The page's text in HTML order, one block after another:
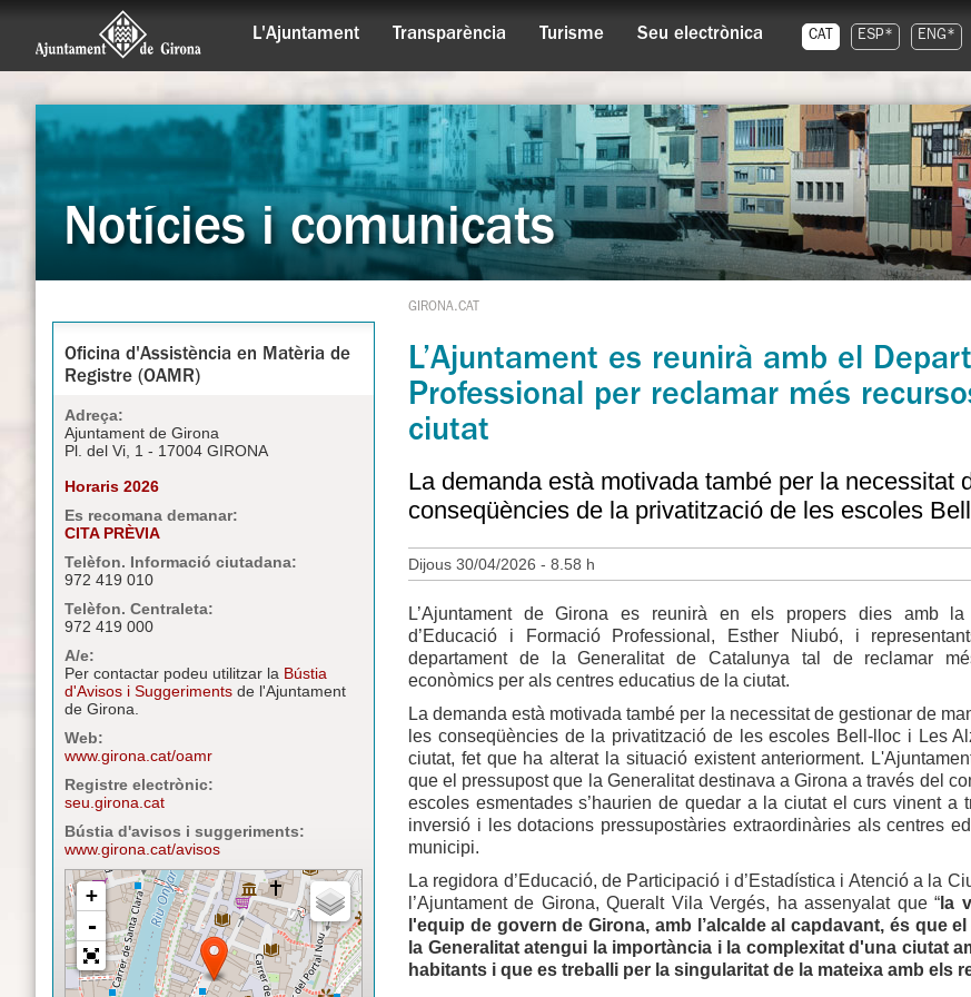
L'Ajuntament Transparència Turisme Seu electrònica CAT ESP* ENG*
Notícies i comunicats
Oficina d'Assistència en Matèria de
Registre (OAMR)
Adreça:
Ajuntament de Girona
Pl. del Vi, 1 - 17004 GIRONA
Horaris 2026
Es recomana demanar:
CITA PRÈVIA
Telèfon. Informació ciutadana:
972 419 010
Telèfon. Centraleta:
972 419 000
A/e:
Per contactar podeu utilitzar la Bústia
d'Avisos i Suggeriments de l'Ajuntament
de Girona.
Web:
www.girona.cat/oamr
Registre electrònic:
seu.girona.cat
Bústia d'avisos i suggeriments:
www.girona.cat/avisos
GIRONA.CAT
L’Ajuntament es reunirà amb el
Professional per reclamar més
ciutat
La demanda està motivada també per la necessitat
conseqüències de la privatització de les escoles
Dijous 30/04/2026 - 8.58 h
L’Ajuntament de Girona es reunirà en els propers dies amb la
d’Educació i Formació Professional, Esther Niubó, i
departament de la Generalitat de Catalunya tal de reclamar
econòmics per als centres educatius de la ciutat.
La demanda està motivada també per la necessitat de gestionar de
les conseqüències de la privatització de les escoles Bell-lloc i Les
ciutat, fet que ha alterat la situació existent anteriorment.
que el pressupost que la Generalitat destinava a Girona a través del
escoles esmentades s’haurien de quedar a la ciutat el curs vinent a
inversió i les dotacions pressupostàries extraordinàries als centres
municipi.
La regidora d’Educació, de Participació i d’Estadística i Atenció a la
l’Ajuntament de Girona, Queralt Vila Vergés, ha assenyalat que “ la
l'equip de govern de Girona, amb l’alcalde al capdavant, és que
la Generalitat atengui la importància i la complexitat d'una ciutat
habitants i que es treballi per la singularitat de la mateixa amb els